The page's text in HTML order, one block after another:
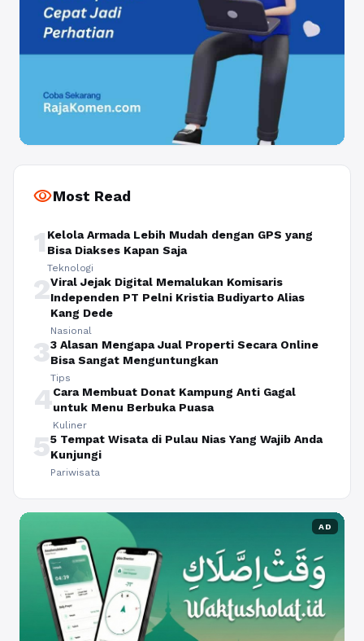
visibilityMost Read
1 Kelola Armada Lebih Mudah dengan GPS yang
Bisa Diakses Kapan Saja
Teknologi
2Viral Jejak Digital Memalukan Komisaris
Independen PT Pelni Kristia Budiyarto Alias
Kang Dede
Nasional
33 Alasan Mengapa Jual Properti Secara Online
Bisa Sangat Menguntungkan
Tips
4Cara Membuat Donat Kampung Anti Gagal
untuk Menu Berbuka Puasa
Kuliner
55 Tempat Wisata di Pulau Nias Yang Wajib Anda
Kunjungi
Pariwisata
AD